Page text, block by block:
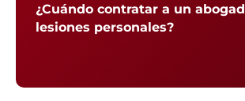
¿Cuándo contratar a un
lesiones personales?